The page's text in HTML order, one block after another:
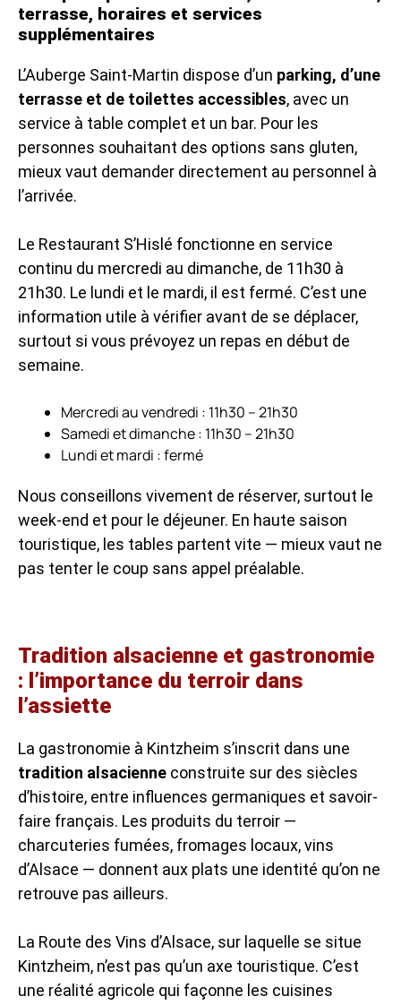
terrasse, horaires et services
supplémentaires
L’Auberge Saint-Martin dispose d’un parking, d’une
terrasse et de toilettes accessibles, avec un
service à table complet et un bar. Pour les
personnes souhaitant des options sans gluten,
mieux vaut demander directement au personnel à
l’arrivée.
Le Restaurant S’Hislé fonctionne en service
continu du mercredi au dimanche, de 11h30 à
21h30. Le lundi et le mardi, il est fermé. C’est une
information utile à vérifier avant de se déplacer,
surtout si vous prévoyez un repas en début de
semaine.
Mercredi au vendredi : 11h30 – 21h30
Samedi et dimanche : 11h30 – 21h30
Lundi et mardi : fermé
Nous conseillons vivement de réserver, surtout le
week-end et pour le déjeuner. En haute saison
touristique, les tables partent vite — mieux vaut ne
pas tenter le coup sans appel préalable.
Tradition alsacienne et gastronomie
: l’importance du terroir dans
l’assiette
La gastronomie à Kintzheim s’inscrit dans une
tradition alsacienne construite sur des siècles
d’histoire, entre influences germaniques et savoir-
faire français. Les produits du terroir —
charcuteries fumées, fromages locaux, vins
d’Alsace — donnent aux plats une identité qu’on ne
retrouve pas ailleurs.
La Route des Vins d’Alsace, sur laquelle se situe
Kintzheim, n’est pas qu’un axe touristique. C’est
une réalité agricole qui façonne les cuisines